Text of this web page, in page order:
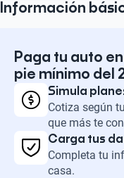
Información
Paga tu auto
pie mínimo del
Simula
Cotiza según
que más te
Carga tus
Completa tu
casa.